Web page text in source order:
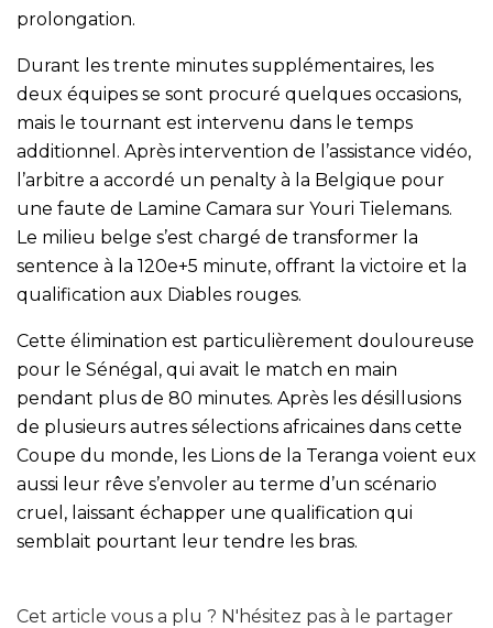
prolongation.
Durant les trente minutes supplémentaires, les
deux équipes se sont procuré quelques occasions,
mais le tournant est intervenu dans le temps
additionnel. Après intervention de l’assistance vidéo,
l’arbitre a accordé un penalty à la Belgique pour
une faute de Lamine Camara sur Youri Tielemans.
Le milieu belge s’est chargé de transformer la
sentence à la 120e+5 minute, offrant la victoire et la
qualification aux Diables rouges.
Cette élimination est particulièrement douloureuse
pour le Sénégal, qui avait le match en main
pendant plus de 80 minutes. Après les désillusions
de plusieurs autres sélections africaines dans cette
Coupe du monde, les Lions de la Teranga voient eux
aussi leur rêve s’envoler au terme d’un scénario
cruel, laissant échapper une qualification qui
semblait pourtant leur tendre les bras.
Cet article vous a plu ? N'hésitez pas à le partager